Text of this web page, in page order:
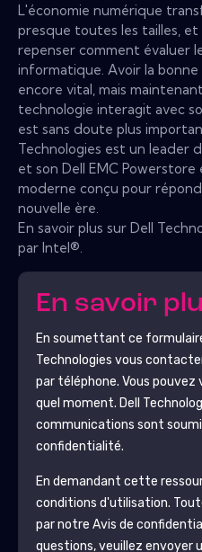
L'économie numérique
presque toutes les tailles,
repenser comment évaluer
informatique. Avoir la
encore vital, mais
technologie interagit avec
est sans doute plus
Technologies est un leader
et son Dell EMC
moderne conçu pour
nouvelle ère.
En savoir plus sur Dell
par Intel®.
En savoir
En soumettant ce
Technologies vous
par téléphone. Vous
quel moment. Dell
communications sont
confidentialité.
En demandant cette
conditions d'utilisation.
par notre Avis de
questions, veuillez envoyer